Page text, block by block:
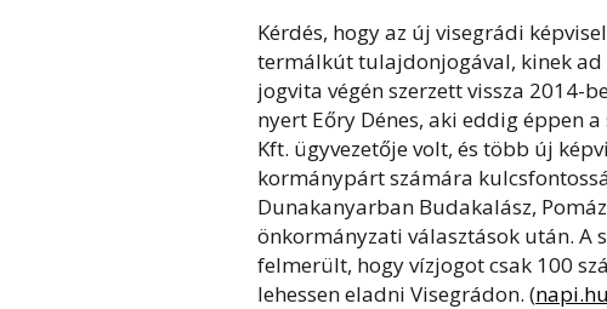
Kérdés, hogy az új visegrádi
termálkút tulajdonjogával, kinek
jogvita végén szerzett vissza 2014-
nyert Eőry Dénes, aki eddig éppen
Kft. ügyvezetője volt, és több új
kormánypárt számára
Dunakanyarban Budakalász,
önkormányzati választások után.
felmerült, hogy vízjogot csak 100
lehessen eladni Visegrádon. (napi.hu